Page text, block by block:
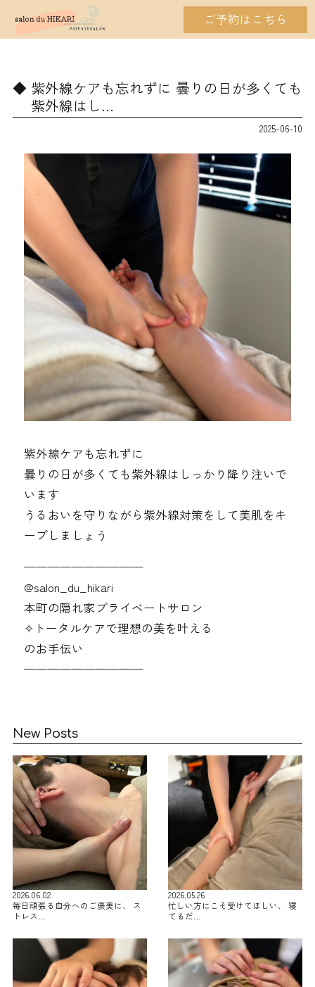
ご予約はこちら
紫外線ケアも忘れずに 曇りの日が多くても
紫外線はし…
2025-06-10
紫外線ケアも忘れずに
曇りの日が多くても紫外線はしっかり降り注いで
います️
うるおいを守りながら紫外線対策をして美肌をキ
ープしましょう
——————————
@‌salon_du_hikari
本町の隠れ家プライベートサロン
✧︎トータルケアで理想の美を叶える
のお手伝い
——————————
New Posts
2026.06.02
毎日頑張る自分へのご褒美に、 ス
トレス…
2026.05.26
忙しい方にこそ受けてほしい、 寝
てるだ…